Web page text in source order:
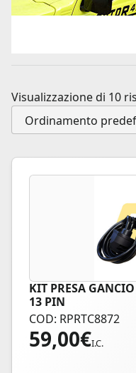
Visualizzazione di 10
KIT PRESA
13 PIN
COD: RPRTC8872
59,00€I.C.